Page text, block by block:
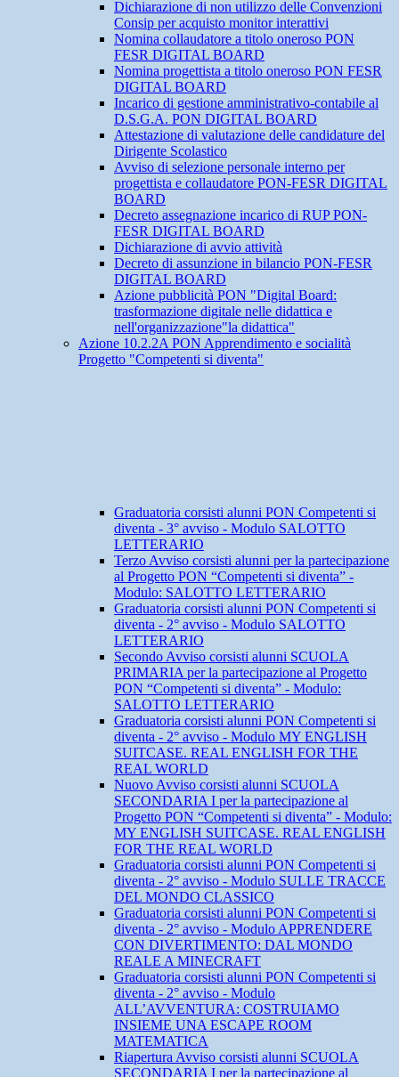
Dichiarazione di non utilizzo delle Convenzioni
Consip per acquisto monitor interattivi
Nomina collaudatore a titolo oneroso PON
FESR DIGITAL BOARD
Nomina progettista a titolo oneroso PON FESR
DIGITAL BOARD
Incarico di gestione amministrativo-contabile al
D.S.G.A. PON DIGITAL BOARD
Attestazione di valutazione delle candidature del
Dirigente Scolastico
Avviso di selezione personale interno per
progettista e collaudatore PON-FESR DIGITAL
BOARD
Decreto assegnazione incarico di RUP PON-
FESR DIGITAL BOARD
Dichiarazione di avvio attività
Decreto di assunzione in bilancio PON-FESR
DIGITAL BOARD
Azione pubblicità PON "Digital Board:
trasformazione digitale nelle didattica e
nell'organizzazione"la didattica"
Azione 10.2.2A PON Apprendimento e socialità
Progetto "Competenti si diventa"
Graduatoria corsisti alunni PON Competenti si
diventa - 3° avviso - Modulo SALOTTO
LETTERARIO
Terzo Avviso corsisti alunni per la partecipazione
al Progetto PON “Competenti si diventa” -
Modulo: SALOTTO LETTERARIO
Graduatoria corsisti alunni PON Competenti si
diventa - 2° avviso - Modulo SALOTTO
LETTERARIO
Secondo Avviso corsisti alunni SCUOLA
PRIMARIA per la partecipazione al Progetto
PON “Competenti si diventa” - Modulo:
SALOTTO LETTERARIO
Graduatoria corsisti alunni PON Competenti si
diventa - 2° avviso - Modulo MY ENGLISH
SUITCASE. REAL ENGLISH FOR THE
REAL WORLD
Nuovo Avviso corsisti alunni SCUOLA
SECONDARIA I per la partecipazione al
Progetto PON “Competenti si diventa” - Modulo:
MY ENGLISH SUITCASE. REAL ENGLISH
FOR THE REAL WORLD
Graduatoria corsisti alunni PON Competenti si
diventa - 2° avviso - Modulo SULLE TRACCE
DEL MONDO CLASSICO
Graduatoria corsisti alunni PON Competenti si
diventa - 2° avviso - Modulo APPRENDERE
CON DIVERTIMENTO: DAL MONDO
REALE A MINECRAFT
Graduatoria corsisti alunni PON Competenti si
diventa - 2° avviso - Modulo
ALL’AVVENTURA: COSTRUIAMO
INSIEME UNA ESCAPE ROOM
MATEMATICA
Riapertura Avviso corsisti alunni SCUOLA
SECONDARIA I per la partecipazione al